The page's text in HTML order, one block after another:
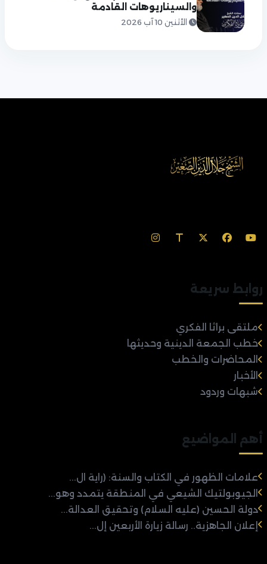
والسيناريوهات القادمة
الأثنين 10 آب 2026
روابط سريعة
ملتقى براثا الفكري
خطب الجمعة الدينية وحديثها
المحاضرات والخطب
الأخبار
شبهات وردود
أهم المواضيع
علامات الظهور في الكتاب والسنة: (راية ال...
الجيوبولتيك الشيعي في المنطقة يتمدد وهو...
دولة الحسين (عليه السلام) وتحقيق العدالة...
إعلان الجاهزية.. رسالة زيارة الأربعين إل...